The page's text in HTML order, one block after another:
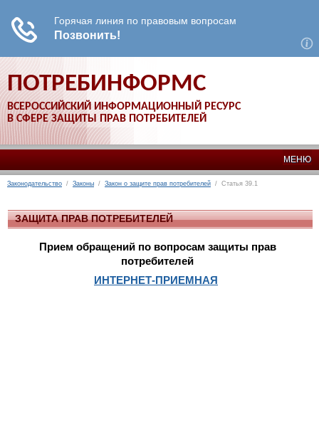
ПОТРЕБИНФОРМС
ВСЕРОССИЙСКИЙ ИНФОРМАЦИОННЫЙ РЕСУРС
В СФЕРЕ ЗАЩИТЫ ПРАВ ПОТРЕБИТЕЛЕЙ
МЕНЮ
Законодательство / Законы / Закон о защите прав потребителей / Статья 39.1
ЗАЩИТА ПРАВ ПОТРЕБИТЕЛЕЙ
Прием обращений по вопросам защиты прав
потребителей
ИНТЕРНЕТ-ПРИЕМНАЯ